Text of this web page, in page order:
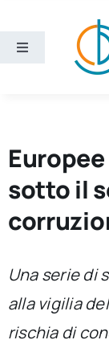
contenuto
Toggle
Ricerca e
Chi siamo
sotto il
Una serie di
alla vigilia
rischia di